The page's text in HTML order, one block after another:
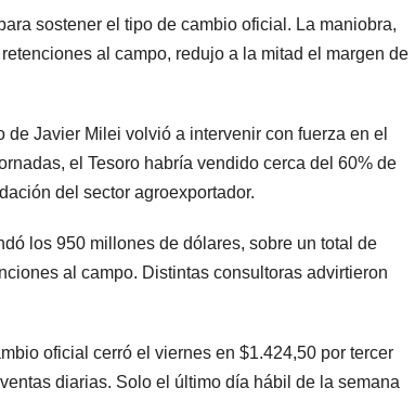
sostener el tipo de cambio oficial. La maniobra,
al campo, redujo a la mitad el margen de
Javier Milei volvió a intervenir con fuerza en el
el Tesoro habría vendido cerca del 60% de
del sector agroexportador.
los 950 millones de dólares, sobre un total de
al campo. Distintas consultoras advirtieron
oficial cerró el viernes en $1.424,50 por tercer
diarias. Solo el último día hábil de la semana